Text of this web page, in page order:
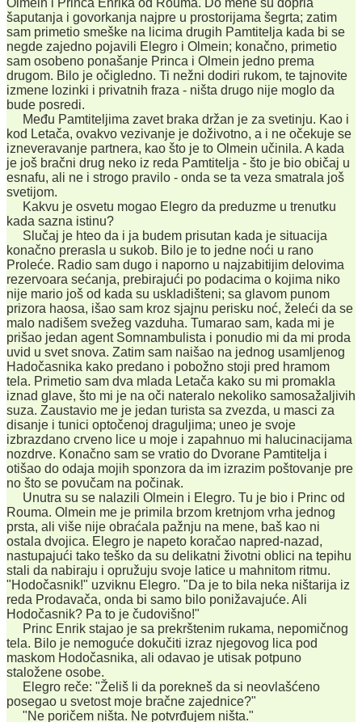
Olmein i Princa Enrika od Rouma. Do mene su doprla
šaputanja i govorkanja najpre u prostorijama šegrta; zatim
sam primetio smeške na licima drugih Pamtitelja kada bi se
negde zajedno pojavili Elegro i Olmein; konačno, primetio
sam osobeno ponašanje Princa i Olmein jedno prema
drugom. Bilo je očigledno. Ti nežni dodiri rukom, te tajnovite
izmene lozinki i privatnih fraza - ništa drugo nije moglo da
bude posredi.
Među Pamtiteljima zavet braka držan je za svetinju. Kao i
kod Letača, ovakvo vezivanje je doživotno, a i ne očekuje se
izneveravanje partnera, kao što je to Olmein učinila. A kada
je još bračni drug neko iz reda Pamtitelja - što je bio običaj u
esnafu, ali ne i strogo pravilo - onda se ta veza smatrala još
svetijom.
Kakvu je osvetu mogao Elegro da preduzme u trenutku
kada sazna istinu?
Slučaj je hteo da i ja budem prisutan kada je situacija
konačno prerasla u sukob. Bilo je to jedne noći u rano
Proleće. Radio sam dugo i naporno u najzabitijim delovima
rezervoara sećanja, prebirajući po podacima o kojima niko
nije mario još od kada su uskladišteni; sa glavom punom
prizora haosa, išao sam kroz sjajnu perisku noć, želeći da se
malo nadišem svežeg vazduha. Tumarao sam, kada mi je
prišao jedan agent Somnambulista i ponudio mi da mi proda
uvid u svet snova. Zatim sam naišao na jednog usamljenog
Hadočasnika kako predano i pobožno stoji pred hramom
tela. Primetio sam dva mlada Letača kako su mi promakla
iznad glave, što mi je na oči nateralo nekoliko samosažaljivih
suza. Zaustavio me je jedan turista sa zvezda, u masci za
disanje i tunici optočenoj draguljima; uneo je svoje
izbrazdano crveno lice u moje i zapahnuo mi halucinacijama
nozdrve. Konačno sam se vratio do Dvorane Pamtitelja i
otišao do odaja mojih sponzora da im izrazim poštovanje pre
no što se povučam na počinak.
Unutra su se nalazili Olmein i Elegro. Tu je bio i Princ od
Rouma. Olmein me je primila brzom kretnjom vrha jednog
prsta, ali više nije obraćala pažnju na mene, baš kao ni
ostala dvojica. Elegro je napeto koračao napred-nazad,
nastupajući tako teško da su delikatni životni oblici na tepihu
stali da nabiraju i opružuju svoje latice u mahnitom ritmu.
"Hodočasnik!" uzviknu Elegro. "Da je to bila neka ništarija iz
reda Prodavača, onda bi samo bilo ponižavajuće. Ali
Hodočasnik? Pa to je čudovišno!"
Princ Enrik stajao je sa prekrštenim rukama, nepomičnog
tela. Bilo je nemoguće dokučiti izraz njegovog lica pod
maskom Hodočasnika, ali odavao je utisak potpuno
staložene osobe.
Elegro reče: "Želiš li da porekneš da si neovlašćeno
posegao u svetost moje bračne zajednice?"
"Ne poričem ništa. Ne potvrđujem ništa."